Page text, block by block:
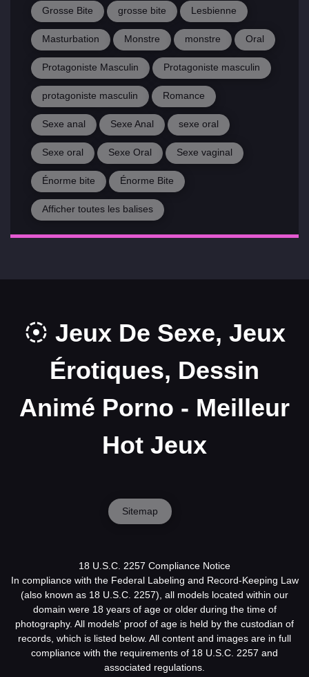
Grosse Bite grosse bite Lesbienne
Masturbation Monstre monstre Oral
Protagoniste Masculin Protagoniste masculin
protagoniste masculin Romance
Sexe anal Sexe Anal sexe oral
Sexe oral Sexe Oral Sexe vaginal
Énorme bite Énorme Bite
Afficher toutes les balises
Jeux De Sexe, Jeux
Érotiques, Dessin
Animé Porno - Meilleur
Hot Jeux
Sitemap
18 U.S.C. 2257 Compliance Notice
In compliance with the Federal Labeling and Record-Keeping Law
(also known as 18 U.S.C. 2257), all models located within our
domain were 18 years of age or older during the time of
photography. All models' proof of age is held by the custodian of
records, which is listed below. All content and images are in full
compliance with the requirements of 18 U.S.C. 2257 and
associated regulations.